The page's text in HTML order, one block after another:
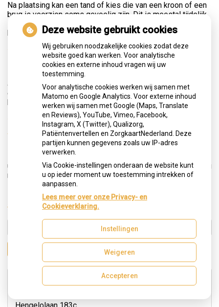
Na plaatsing kan een tand of kies die van een kroon of een
brug is voorzien soms gevoelig zijn. Dit is meestal tijdelijk.
Raadpleeg uw tandarts als de gevoeligheid aanhoudt of
heviger wordt.
Wat kost een brug?
De kosten voor een brug hangen af van de soort brug en het
aantal tanden en kiezen dat moet worden vervangen. Een
etsbrug is vaak goedkoper dan een gewone brug. Ook
hiervoor geldt: vraag uw tandarts vooraf om een begroting.
Worden kronen en bruggen door de
verzekering vergoed?
De vergoedingen variëren per verzekering. In de polis van
uw ziektekostenverzekering staat op welke vergoedingen u
recht heeft.
« Terug naar het overzicht
Adresgegevens
Deze website gebruikt cookies
Wij gebruiken noodzakelijke cookies zodat deze
website goed kan werken. Voor analytische
cookies en externe inhoud vragen wij uw
toestemming.
Voor analytische cookies werken wij samen met
Matomo en Google Analytics. Voor externe inhoud
werken wij samen met Google (Maps, Translate
en Reviews), YouTube, Vimeo, Facebook,
Instagram, X (Twitter), Qualizorg,
Patiëntenvertellen en ZorgkaartNederland. Deze
partijen kunnen gegevens zoals uw IP-adres
verwerken.
Via Cookie-instellingen onderaan de website kunt
u op ieder moment uw toestemming intrekken of
aanpassen.
Lees meer over onze Privacy- en
Cookieverklaring.
Instellingen
Weigeren
Accepteren